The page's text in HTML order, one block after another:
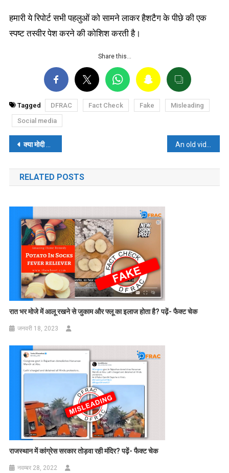
हमारी ये रिपोर्ट सभी पहलुओं को सामने लाकर हैशटैग के पीछे की एक
स्पष्ट तस्वीर पेश करने की कोशिश करती है।
Share this…
Tagged DFRAC Fact Check Fake
Misleading
Social media
पोस्ट
नेविगेशन
क्या मोदी सरकार सिर्फ मुस्लिमों को ही देती है योजनाओं का लाभ? पढ़ें- फैक्ट चेक
RELATED POSTS
रात भर मोजे में आलू रखने से जुकाम और फ्लू का इलाज होता है? पढ़ें- फैक्ट चेक
जनवरी 18, 2023
राजस्थान में कांग्रेस सरकार तोड़वा रही मंदिर? पढ़ें- फैक्ट चेक
नवम्बर 28, 2022